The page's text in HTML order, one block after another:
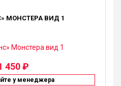
МОНСТЕРА ВИД 1
450 ₽
у менеджера